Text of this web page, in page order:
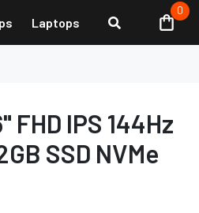
Laptops
0
FHD IPS 144Hz
SSD NVMe